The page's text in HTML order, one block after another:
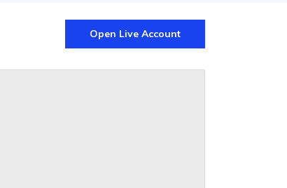
Open Live Account